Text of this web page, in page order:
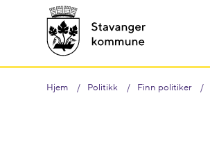
Hjem Politikk Finn politiker